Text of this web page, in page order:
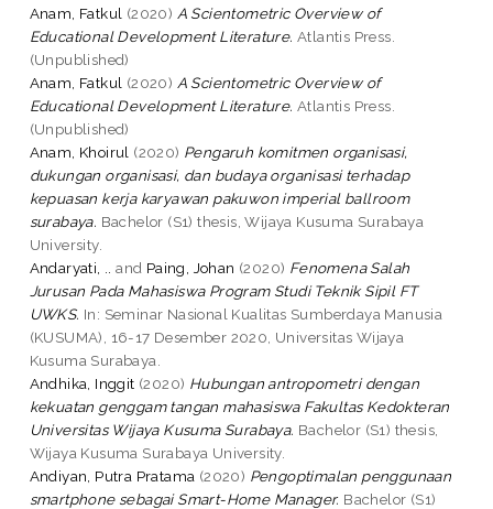
Anam, Fatkul (2020) A Scientometric Overview of
Educational Development Literature. Atlantis Press.
(Unpublished)
Anam, Fatkul (2020) A Scientometric Overview of
Educational Development Literature. Atlantis Press.
(Unpublished)
Anam, Khoirul (2020) Pengaruh komitmen organisasi,
dukungan organisasi, dan budaya organisasi terhadap
kepuasan kerja karyawan pakuwon imperial ballroom
surabaya. Bachelor (S1) thesis, Wijaya Kusuma Surabaya
University.
Andaryati, ..
and Paing, Johan (2020) Fenomena Salah
Jurusan Pada Mahasiswa Program Studi Teknik Sipil FT
UWKS. In: Seminar Nasional Kualitas Sumberdaya Manusia
(KUSUMA), 16-17 Desember 2020, Universitas Wijaya
Kusuma Surabaya.
Andhika, Inggit (2020) Hubungan antropometri dengan
kekuatan genggam tangan mahasiswa Fakultas Kedokteran
Universitas Wijaya Kusuma Surabaya. Bachelor (S1) thesis,
Wijaya Kusuma Surabaya University.
Andiyan, Putra Pratama (2020) Pengoptimalan penggunaan
smartphone sebagai Smart-Home Manager. Bachelor (S1)